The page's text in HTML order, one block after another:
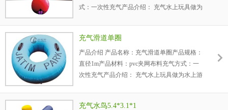
式：一次性充气产品介绍： 充气水上玩具做为
充气滑道单圈
产品介绍 产品名称：充气滑道单圈产品规格：
直径1m产品材料：pvc夹网布料充气方式：一
次性充气产品介绍： 充气水上玩具做为水上游
充气水鸟5.4*3.1*1